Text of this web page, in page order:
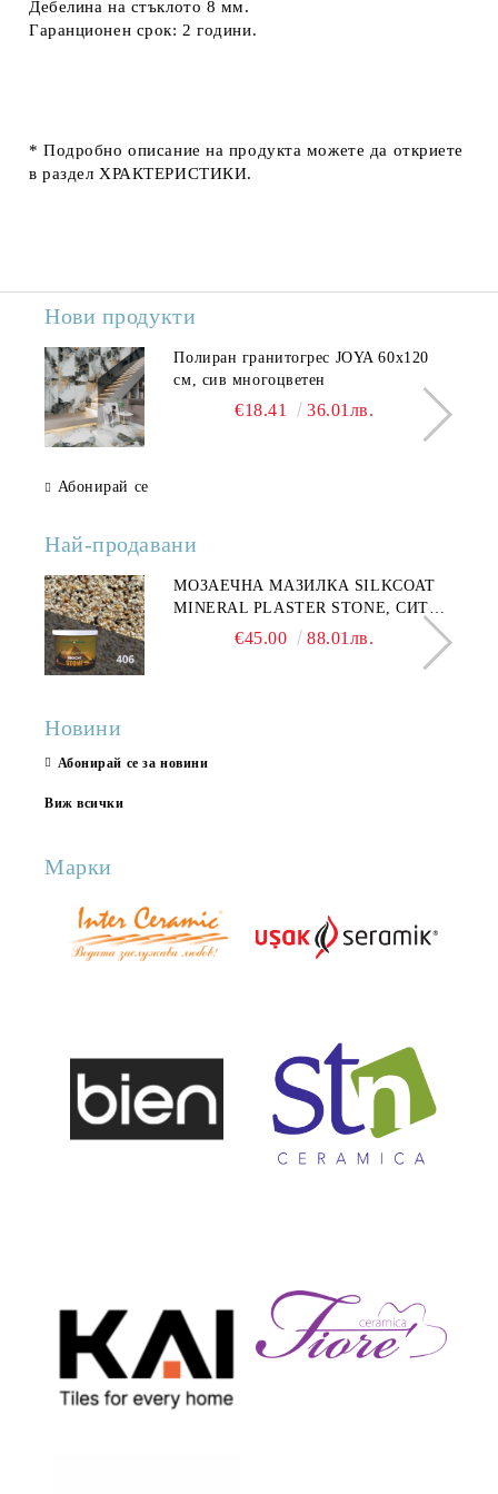
Дебелина на стъклото 8 мм.
Гаранционен срок: 2 години.
* Подробно описание на продукта можете да откриете
в раздел ХРАКТЕРИСТИКИ.
Нови продукти
Полиран гранитогрес JOYA 60x120
см, сив многоцветен
€18.41 36.01лв.
Абонирай се
Най-продавани
МОЗАЕЧНА МАЗИЛКА SILKCOAT
MINERAL PLASTER STONE, СИТЕН
КАМЪК 406 25КГ
€45.00 88.01лв.
Новини
Абонирай се за новини
Виж всички
Марки